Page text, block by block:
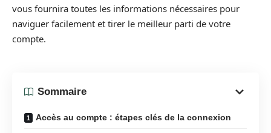
vous fournira toutes les informations nécessaires pour
naviguer facilement et tirer le meilleur parti de votre
compte.
Sommaire
Accès au compte : étapes clés de la connexion